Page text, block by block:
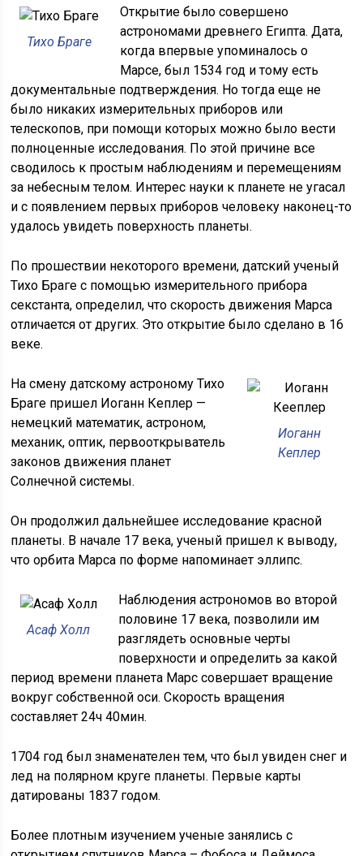
Тихо Браге
Открытие было совершено
астрономами древнего Египта. Дата,
когда впервые упоминалось о
Марсе, был 1534 год и тому есть
документальные подтверждения. Но тогда еще не
было никаких измерительных приборов или
телескопов, при помощи которых можно было вести
полноценные исследования. По этой причине все
сводилось к простым наблюдениям и перемещениям
за небесным телом. Интерес науки к планете не угасал
и с появлением первых приборов человеку наконец-то
удалось увидеть поверхность планеты.
По прошествии некоторого времени, датский ученый
Тихо Браге с помощью измерительного прибора
секстанта, определил, что скорость движения Марса
отличается от других. Это открытие было сделано в 16
веке.
Иоганн
Кеплер
На смену датскому астроному Тихо
Браге пришел Иоганн Кеплер —
немецкий математик, астроном,
механик, оптик, первооткрыватель
законов движения планет
Солнечной системы.
Он продолжил дальнейшее исследование красной
планеты. В начале 17 века, ученый пришел к выводу,
что орбита Марса по форме напоминает эллипс.
Асаф Холл
Наблюдения астрономов во второй
половине 17 века, позволили им
разглядеть основные черты
поверхности и определить за какой
период времени планета Марс совершает вращение
вокруг собственной оси. Скорость вращения
составляет 24ч 40мин.
1704 год был знаменателен тем, что был увиден снег и
лед на полярном круге планеты. Первые карты
датированы 1837 годом.
Более плотным изучением ученые занялись с